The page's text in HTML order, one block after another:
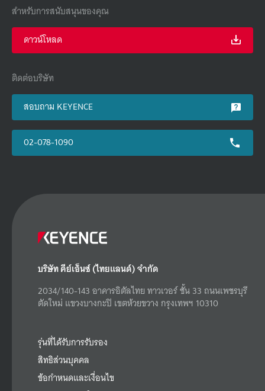
สำหรับการสนับสนุนของคุณ
ดาวน์โหลด
ติดต่อบริษัท
สอบถาม KEYENCE
02-078-1090
บริษัท คีย์เอ็นซ์ (ไทยแลนด์) จำกัด
2034/140-143 อาคารอิตัลไทย ทาวเวอร์ ชั้น 33 ถนนเพชรบุรี
ตัดใหม่ แขวงบางกะปิ เขตห้วยขวาง กรุงเทพฯ 10310
รุ่นที่ได้รับการรับรอง
สิทธิส่วนบุคคล
ข้อกำหนดและเงื่อนไข